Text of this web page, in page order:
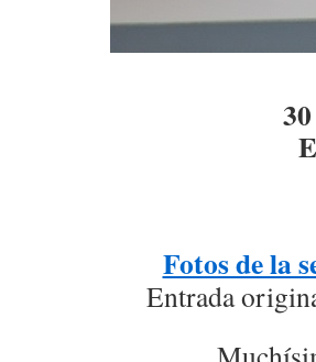
Fotos de la
Entrada